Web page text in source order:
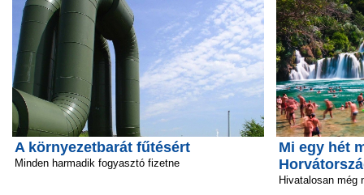
A környezetbarát fűtésért
Minden harmadik fogyasztó fizetne
Mi egy hét
Hivatalosan még